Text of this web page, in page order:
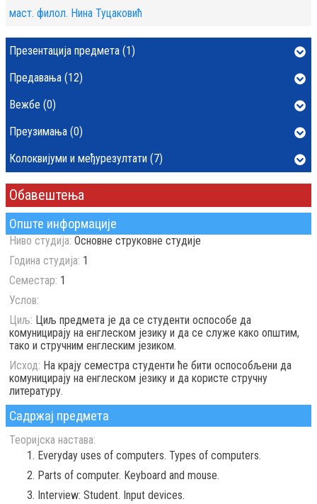
Опште информације
Ниво студија: Основне струковне студије
Година студија: 1
Семестар: 1
Услов:
Циљ: Циљ предмета је да се студенти оспособе да
комуницирају на енглеском језику и да се служе како општим,
тако и стручним енглеским језиком.
Исход: На крају семестра студенти ће бити оспособљени да
комуницирају на енглеском језику и да користе стручну
литературу.
Садржај предмета
Теоријска настава:
Everyday uses of computers. Types of computers.
Parts of computer. Keyboard and mouse.
Interview: Student. Input devices.
маст. филол. Нина Туцаковић
Презентација предмета (1)
Предавања (12)
Вежбе (0)
Преузимања (0)
Колоквијуми и међурезултати (7)
Обавештења